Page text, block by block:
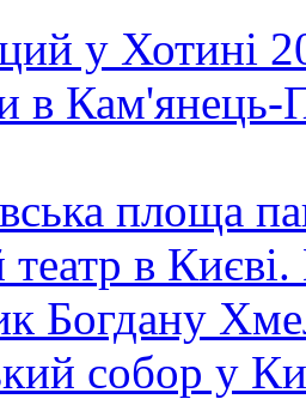
у Хотині
в Кам'янець-
площа
в
Богдану
собор у